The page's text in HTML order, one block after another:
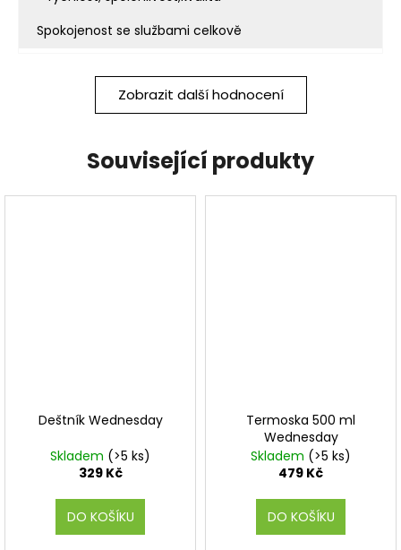
Spokojenost se službami celkově
Zobrazit další hodnocení
Související produkty
Deštník Wednesday
Skladem (>5 ks)
329 Kč
DO KOŠÍKU
Termoska 500 ml
Wednesday
Skladem (>5 ks)
479 Kč
DO KOŠÍKU